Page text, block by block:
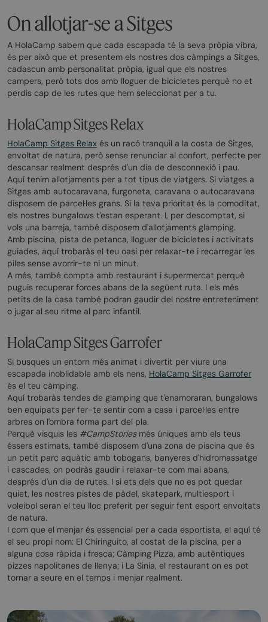
On allotjar-se a Sitges
A HolaCamp sabem que cada escapada té la seva pròpia vibra,
és per això que et presentem els nostres dos càmpings a Sitges,
cadascun amb personalitat pròpia, igual que els nostres
campers, però tots dos amb lloguer de bicicletes perquè no et
perdis cap de les rutes que hem seleccionat per a tu.
HolaCamp Sitges Relax
HolaCamp Sitges Relax és un racó tranquil a la costa de Sitges,
envoltat de natura, però sense renunciar al confort, perfecte per
descansar realment després d'un dia de desconnexió i pau.
Aquí tenim allotjaments per a tot tipus de viatgers. Si viatges a
Sitges amb autocaravana, furgoneta, caravana o autocaravana
disposem de parcel·les grans. Si la teva prioritat és la comoditat,
els nostres bungalows t'estan esperant. I, per descomptat, si
vols una barreja, també disposem d'allotjaments glamping.
Amb piscina, pista de petanca, lloguer de bicicletes i activitats
guiades, aquí trobaràs el teu oasi per relaxar-te i recarregar les
piles sense avorrir-te ni un minut.
A més, també compta amb restaurant i supermercat perquè
puguis recuperar forces abans de la següent ruta. I els més
petits de la casa també podran gaudir del nostre entreteniment
o jugar al seu ritme al parc infantil.
HolaCamp Sitges Garrofer
Si busques un entorn més animat i divertit per viure una
escapada inoblidable amb els nens, HolaCamp Sitges Garrofer
és el teu càmping.
Aquí trobaràs tendes de glamping que t'enamoraran, bungalows
ben equipats per fer-te sentir com a casa i parcel·les entre
arbres on l'ombra forma part del pla.
Perquè visquis les #CampStoriesmés úniques amb els teus
éssers estimats, també disposem d'una zona de piscina que és
un petit parc aquàtic amb tobogans, banyeres d'hidromassatge
i cascades, on podràs gaudir i relaxar-te com mai abans,
després d'un dia de rutes. I si ets dels que no es pot quedar
quiet, les nostres pistes de pàdel, skatepark, multiesport i
voleibol seran el teu lloc preferit per seguir fent esport envoltats
de natura.
I com que el menjar és essencial per a cada esportista, el aquí té
el seu propi nom: El Chiringuito, al costat de la piscina, per a
alguna cosa ràpida i fresca; Càmping Pizza, amb autèntiques
pizzes napolitanes de llenya; i La Sinia, el restaurant on es pot
tornar a seure en el temps i menjar realment.